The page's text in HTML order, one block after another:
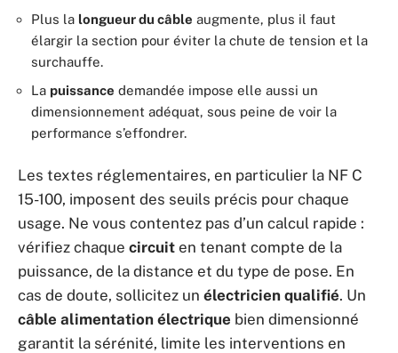
Plus la longueur du câble augmente, plus il faut
élargir la section pour éviter la chute de tension et la
surchauffe.
La puissance demandée impose elle aussi un
dimensionnement adéquat, sous peine de voir la
performance s’effondrer.
Les textes réglementaires, en particulier la NF C
15-100, imposent des seuils précis pour chaque
usage. Ne vous contentez pas d’un calcul rapide :
vérifiez chaque circuit en tenant compte de la
puissance, de la distance et du type de pose. En
cas de doute, sollicitez un électricien qualifié. Un
câble alimentation électrique bien dimensionné
garantit la sérénité, limite les interventions en